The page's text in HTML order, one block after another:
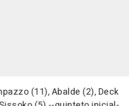
(11), Abalde (2), Deck